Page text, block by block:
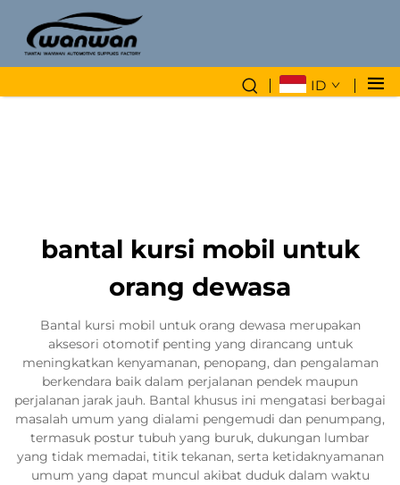
ID
bantal kursi mobil untuk
orang dewasa
Bantal kursi mobil untuk orang dewasa merupakan
aksesori otomotif penting yang dirancang untuk
meningkatkan kenyamanan, penopang, dan pengalaman
berkendara baik dalam perjalanan pendek maupun
perjalanan jarak jauh. Bantal khusus ini mengatasi berbagai
masalah umum yang dialami pengemudi dan penumpang,
termasuk postur tubuh yang buruk, dukungan lumbar
yang tidak memadai, titik tekanan, serta ketidaknyamanan
umum yang dapat muncul akibat duduk dalam waktu